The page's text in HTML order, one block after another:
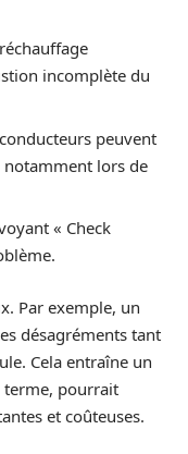
incomplète du
peuvent
notamment lors de
« Check
Par exemple, un
désagréments tant
Cela entraîne un
terme, pourrait
et coûteuses.